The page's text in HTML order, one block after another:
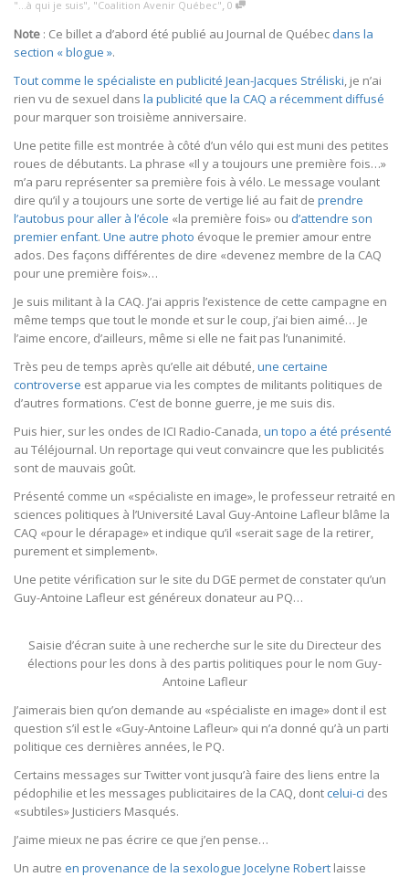
"...à qui je suis", "Coalition Avenir Québec", 0
Note : Ce billet a d’abord été publié au Journal de Québec dans la
section « blogue ».
Tout comme le spécialiste en publicité Jean-Jacques Stréliski, je n’ai
rien vu de sexuel dans la publicité que la CAQ a récemment diffusé
pour marquer son troisième anniversaire.
Une petite fille est montrée à côté d’un vélo qui est muni des petites
roues de débutants. La phrase «Il y a toujours une première fois…»
m’a paru représenter sa première fois à vélo. Le message voulant
dire qu’il y a toujours une sorte de vertige lié au fait de prendre
l’autobus pour aller à l’école «la première fois» ou d’attendre son
premier enfant. Une autre photo évoque le premier amour entre
ados. Des façons différentes de dire «devenez membre de la CAQ
pour une première fois»…
Je suis militant à la CAQ. J’ai appris l’existence de cette campagne en
même temps que tout le monde et sur le coup, j’ai bien aimé… Je
l’aime encore, d’ailleurs, même si elle ne fait pas l’unanimité.
Très peu de temps après qu’elle ait débuté,une certaine
controverse est apparue via les comptes de militants politiques de
d’autres formations. C’est de bonne guerre, je me suis dis.
Puis hier, sur les ondes de ICI Radio-Canada,un topo a été présenté
au Téléjournal. Un reportage qui veut convaincre que les publicités
sont de mauvais goût.
Présenté comme un «spécialiste en image», le professeur retraité en
sciences politiques à l’Université Laval Guy-Antoine Lafleur blâme la
CAQ «pour le dérapage» et indique qu’il «serait sage de la retirer,
purement et simplement».
Une petite vérification sur le site du DGE permet de constater qu’un
Guy-Antoine Lafleur est généreux donateur au PQ…
Saisie d’écran suite à une recherche sur le site du Directeur des
élections pour les dons à des partis politiques pour le nom Guy-
Antoine Lafleur
J’aimerais bien qu’on demande au «spécialiste en image» dont il est
question s’il est le «Guy-Antoine Lafleur» qui n’a donné qu’à un parti
politique ces dernières années, le PQ.
Certains messages sur Twitter vont jusqu’à faire des liens entre la
pédophilie et les messages publicitaires de la CAQ, dontcelui-ci des
«subtiles» Justiciers Masqués.
J’aime mieux ne pas écrire ce que j’en pense…
Un autre en provenance de la sexologue Jocelyne Robert laisse